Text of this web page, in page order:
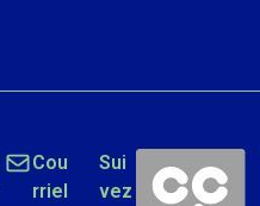
Cou
rriel
Sui
vez